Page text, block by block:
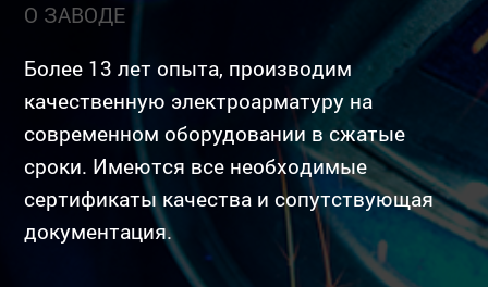
О ЗАВОДЕ
Более 13 лет опыта, производим
качественную электроарматуру на
современном оборудовании в сжатые
сроки. Имеются все необходимые
сертификаты качества и сопутствующая
документация.